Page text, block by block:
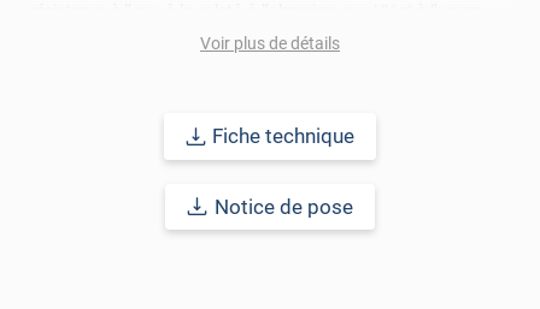
Grâce à son épaisseur, cet adhésif masque également les petites
imperfections. Classé A+ au test C.O.V et C-s2,d0 au feu, ce
: 10 ans en pose intérieur (anti craquèlement,
Afin de vous rendre compte de la qualité et de son rendu
véritable, nous vous conseillons de faire une demande
Voir plus de détails
Fiche technique
Notice de pose